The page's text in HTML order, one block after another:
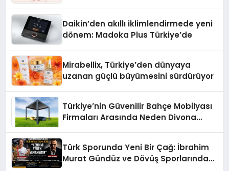
Daikin’den akıllı iklimlendirmede yeni
dönem: Madoka Plus Türkiye’de
Mirabellix, Türkiye’den dünyaya
uzanan güçlü büyümesini sürdürüyor
Türkiye’nin Güvenilir Bahçe Mobilyası
Firmaları Arasında Neden Divona
Türk Sporunda Yeni Bir Çağ: İbrahim
Murat Gündüz ve Dövüş Sporlarında